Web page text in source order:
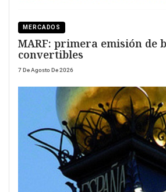
MERCADOS
MARF: primera emisión de
convertibles
7 De Agosto De 2026